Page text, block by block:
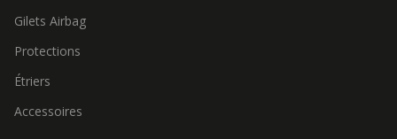
Gilets Airbag
Protections
Étriers
Accessoires